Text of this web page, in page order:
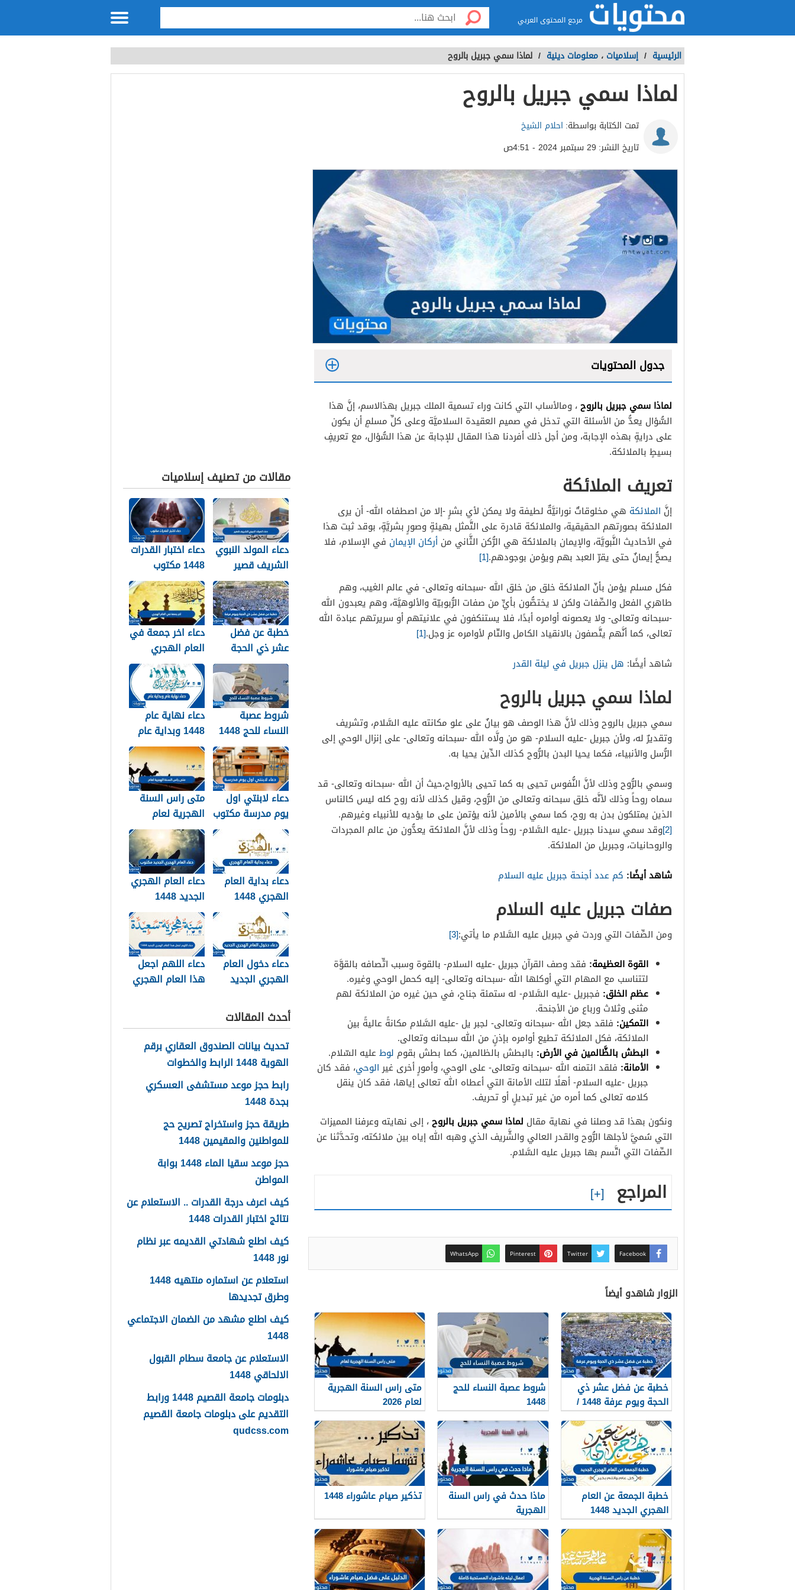
مرجع المحتوى العربي
الرئيسية / إسلاميات ، معلومات دينية / لماذا سمي جبريل بالروح
لماذا سمي جبريل بالروح
تمت الكتابة بواسطة: احلام الشيخ
تاريخ النشر: 29 سبتمبر 2024 - 4:51ص
جدول المحتويات
لماذا سمي جبريل بالروح، ومالأساب التي كانت وراء تسمية الملك جبريل بهذالاسم، إنَّ هذا
السُّؤال يعدُّ من الأسئلة التي تدخل في صميم العقيدة السلاميَّة وعلى كلِّ مسلمٍ أن يكون
على درايةٍ بهذه الإجابة، ومن أجل ذلك أفردنا هذا المقال للإجابة عن هذا السُّؤال، مع تعريفٍ
بسيطٍ بالملائكة.
تعريف الملائكة
إنَّ الملائكة هي مخلوقاتٌ نورانيَّةٌ لطيفة ولا يمكن لأي بشرٍ -إلا من اصطفاه الله- أن يرى
الملائكة بصورتهم الحقيقية، والملائكة قادرة على التَّمثل بهيئةٍ وصورٍ بشريَّةٍ، بوقد ثبت هذا
في الأحاديث النَّبويَّة، والإيمان بالملائكة هي الرُّكن الثَّاني من أركان الإيمان في الإسلام، فلا
يصحُّ إيمانٌ حتى يقرّ العبد بهم ويؤمن بوجودهم.[1]
فكل مسلم يؤمن بأنّ الملائكة خلق من خلق الله -سبحانه وتعالى- في عالم الغيب، وهم
طاهري الفعل والصِّفات ولكن لا يختصُّون بأيٍّ من صفات الرُّبوبيّة والألوهيَّة، وهم يعبدون الله
-سبحانه وتعالى- ولا يعصونه أوامره أبدًا، فلا يستنكفون في علانيتهم أو سريرتهم عبادة الله
تعالى، كما أنَّهم يتَّصفون بالانقياد الكامل والتّام لأوامره عز وجل.[1]
شاهد أيضًا: هل ينزل جبريل في ليلة القدر
لماذا سمي جبريل بالروح
سمي جبريل بالروح وذلك لأنَّ هذا الوصف هو بيانٌ على علو مكانته عليه السَّلام، وتشريف
وتقديرٌ له، ولأن جبريل -عليه السلام- هو من ولَّاه الله -سبحانه وتعالى- على إنزال الوحي إلى
الرُّسل والأنبياء، فكما يحيا البدن بالرُّوح كذلك الدِّين يحيا به.
وسمي بالرُّوح وذلك لأنَّ النُّفوس تحيى به كما تحيى بالأرواح،حيث أن الله -سبحانه وتعالى- قد
سماه روحاً وذلك لأنَّه خلق سبحانه وتعالى من الرُّوح، وقيل كذلك لأنه روح كله ليس كالناس
الذين يمتلكون بدن به روح، كما سمي بالأمين لأنه يؤتمن على ما يؤديه للأنبياء وغيرهم.
[2] وقد سمي سيدنا جبريل -عليه السَّلام- روحاً وذلك لأنَّ الملائكة يعدُّون من عالم المجردات
والروحانيات، وجبريل من الملائكة.
شاهد أيضًا: كم عدد أجنحة جبريل عليه السلام
صفات جبريل عليه السلام
ومن الصِّفات التي وردت في جبريل عليه السَّلام ما يأتي:[3]
القوة العظيمة: فقد وصف القرآن جبريل -عليه السلام- بالقوة وسبب اتِّصافه بالقوَّة
لتتناسب مع المهام التي أوكلها الله -سبحانه وتعالى- إليه كحمل الوحي وغيره.
عظم الخلق: فجبريل -عليه السَّلام- له ستمئة جناح، في حين غيره من الملائكة لهم
مثنى وثلاث ورباع من الأجنحة.
التمكين: فلقد جعل الله -سبحانه وتعالى- لجبر يل -عليه السَّلام مكانةً عاليةً بين
الملائكة، فكل الملائكة تطيع أوامره بإذنٍ من الله سبحانه وتعالى.
البطش بالظَّالمين في الأرض: بالبطش بالظالمين، كما بطش بقوم لوط عليه السّلام.
الأمانة: فلقد ائتمنه الله -سبحانه وتعالى- على الوحي، وأمورٍ أخرى غيرالوحي، فقد كان
جبريل -عليه السلام- أهلًا لتلك الأمانة التي أعطاه الله تعالى إياها، فقد كان ينقل
كلامه تعالى كما أمره من غير تبديلٍ أو تحريف.
ونكون بهذا قد وصلنا في نهاية مقال لماذا سمي جبريل بالروح، إلى نهايته وعرفنا المميزات
التي سُميَّ لأجلها الرُّوح والقدر العالي والشَّريف الذي وهبه الله إياه بين ملائكته، وتحدَّثنا عن
الصِّفات التي اتَّسم بها جبريل عليه السَّلام.
المراجع
Facebook
Twitter
Pinterest
WhatsApp
الزوار شاهدو أيضاً
خطبة عن فضل عشر ذي
الحجة ويوم عرفة 1448 /
2026
شروط عصبة النساء للحج
1448
متى راس السنة الهجرية
لعام 2026
خطبة الجمعة عن العام
الهجري الجديد 1448
ماذا حدث في راس السنة
الهجرية
تذكير صيام عاشوراء 1448
مقالات من تصنيف إسلاميات
دعاء المولد النبوي
الشريف قصير
2026 مكتوب
دعاء اختبار القدرات
1448 مكتوب
خطبة عن فضل
عشر ذي الحجة
ويوم عرفة 1448 /
2026
دعاء اخر جمعة في
العام الهجري
1447 ودخول العام
الجديد 1448
شروط عصبة
النساء للحج 1448
دعاء نهاية عام
1448 وبداية عام
1449
دعاء لابنتي اول
يوم مدرسة مكتوب
وبالصور 2026
متى راس السنة
الهجرية لعام
2026
دعاء بداية العام
الهجري 1448
مكتوب وبالصور
2026
دعاء العام الهجري
الجديد 1448
مكتوب
دعاء دخول العام
الهجري الجديد
دعاء اللهم اجعل
هذا العام الهجري
أحدث المقالات
تحديث بيانات الصندوق العقاري برقم
الهوية 1448 الرابط والخطوات
رابط حجز موعد مستشفى العسكري
بجدة 1448
طريقة حجز واستخراج تصريح حج
للمواطنين والمقيمين 1448
حجز موعد سقيا الماء 1448 بوابة
المواطن
كيف اعرف درجة القدرات .. الاستعلام عن
نتائج اختبار القدرات 1448
كيف اطلع شهادتي القديمه عبر نظام
نور 1448
استعلام عن استماره منتهيه 1448
وطرق تجديدها
كيف اطلع مشهد من الضمان الاجتماعي
1448
الاستعلام عن جامعة سطام القبول
الالحاقي 1448
دبلومات جامعة القصيم 1448 ورابط
التقديم على دبلومات جامعة القصيم
qudcss.com